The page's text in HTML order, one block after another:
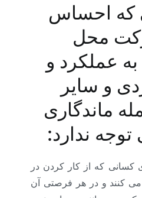
که احساس
محل
عملکرد و
و سایر
ماندگاری
توجه ندارد:
که از کار کردن در
کنند و در هر فرصتی آن